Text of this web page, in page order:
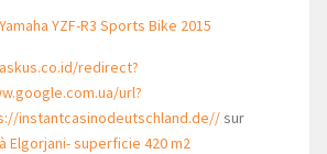
Yamaha YZF-R3 Sports Bike 2015
redirect?
url?
instantcasinodeutschland.de//sur
Elgorjani- superficie 420 m2